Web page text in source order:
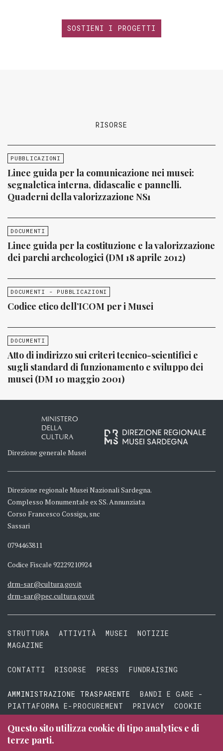
SOSTIENI I PROGETTI
RISORSE
PUBBLICAZIONI
Linee guida per la comunicazione nei musei:
segnaletica interna, didascalie e pannelli.
Quaderni della valorizzazione NS1
DOCUMENTI
Linee guida per la costituzione e la valorizzazione
dei parchi archeologici (DM 18 aprile 2012)
DOCUMENTI - PUBBLICAZIONI
Codice etico dell’ICOM per i Musei
DOCUMENTI
Atto di indirizzo sui criteri tecnico-scientifici e
sugli standard di funzionamento e sviluppo dei
musei (DM 10 maggio 2001)
MINISTERO
DELLA
CULTURA
Direzione generale Musei
Direzione regionale Musei Nazionali Sardegna.
Complesso Monumentale ex SS. Annunziata
Corso Francesco Cossiga, snc
Sassari
0794463811
Codice Fiscale 92229210924
drm-sar@cultura.gov.it
drm-sar@pec.cultura.gov.it
STRUTTURA ATTIVITÀ MUSEI
NOTIZIE
MAGAZINE
CONTATTI RISORSE PRESS FUNDRAISING
AMMINISTRAZIONE TRASPARENTE
BANDI E GARE -
PIATTAFORMA E-PROCUREMENT
PRIVACY
COOKIE
TERMINI E CONDIZIONI
Questo sito utilizza cookie di tipo analytics e di
terze parti.